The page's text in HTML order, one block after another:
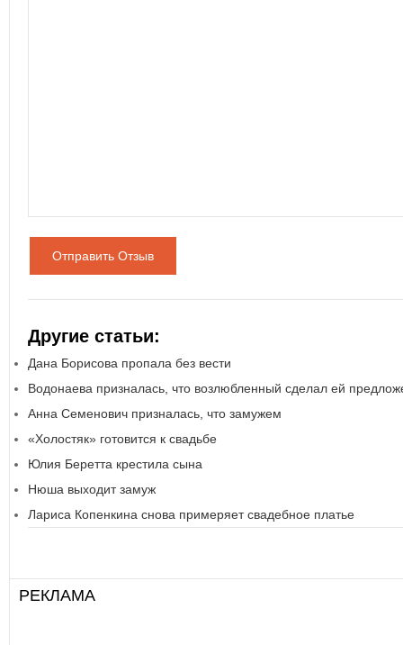
Отправить Отзыв
Другие статьи:
Дана Борисова пропала без вести
Водонаева призналась, что возлюбленный сделал ей
Анна Семенович призналась, что замужем
«Холостяк» готовится к свадьбе
Юлия Беретта крестила сына
Нюша выходит замуж
Лариса Копенкина снова примеряет свадебное платье
РЕКЛАМА